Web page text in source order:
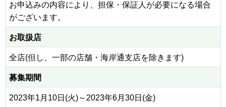
お申込みの内容により、担保・保証人が必要になる場合
がございます。
お取扱店
全店(但し、一部の店舗・海岸通支店を除きます)
募集期間
2023年1月10日(火)～2023年6月30日(金)